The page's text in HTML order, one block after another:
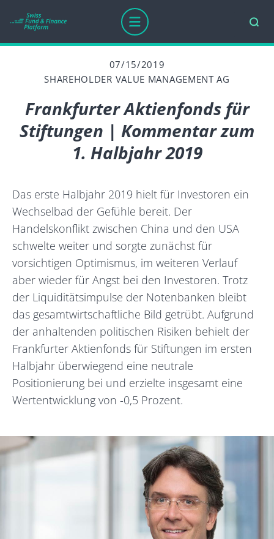
07/15/2019
SHAREHOLDER VALUE MANAGEMENT AG
Frankfurter Aktienfonds für
Stiftungen | Kommentar zum
1. Halbjahr 2019
Das erste Halbjahr 2019 hielt für Investoren ein
Wechselbad der Gefühle bereit. Der
Handelskonflikt zwischen China und den USA
schwelte weiter und sorgte zunächst für
vorsichtigen Optimismus, im weiteren Verlauf
aber wieder für Angst bei den Investoren. Trotz
der Liquiditätsimpulse der Notenbanken bleibt
das gesamtwirtschaftliche Bild getrübt. Aufgrund
der anhaltenden politischen Risiken behielt der
Frankfurter Aktienfonds für Stiftungen im ersten
Halbjahr überwiegend eine neutrale
Positionierung bei und erzielte insgesamt eine
Wertentwicklung von -0,5 Prozent.